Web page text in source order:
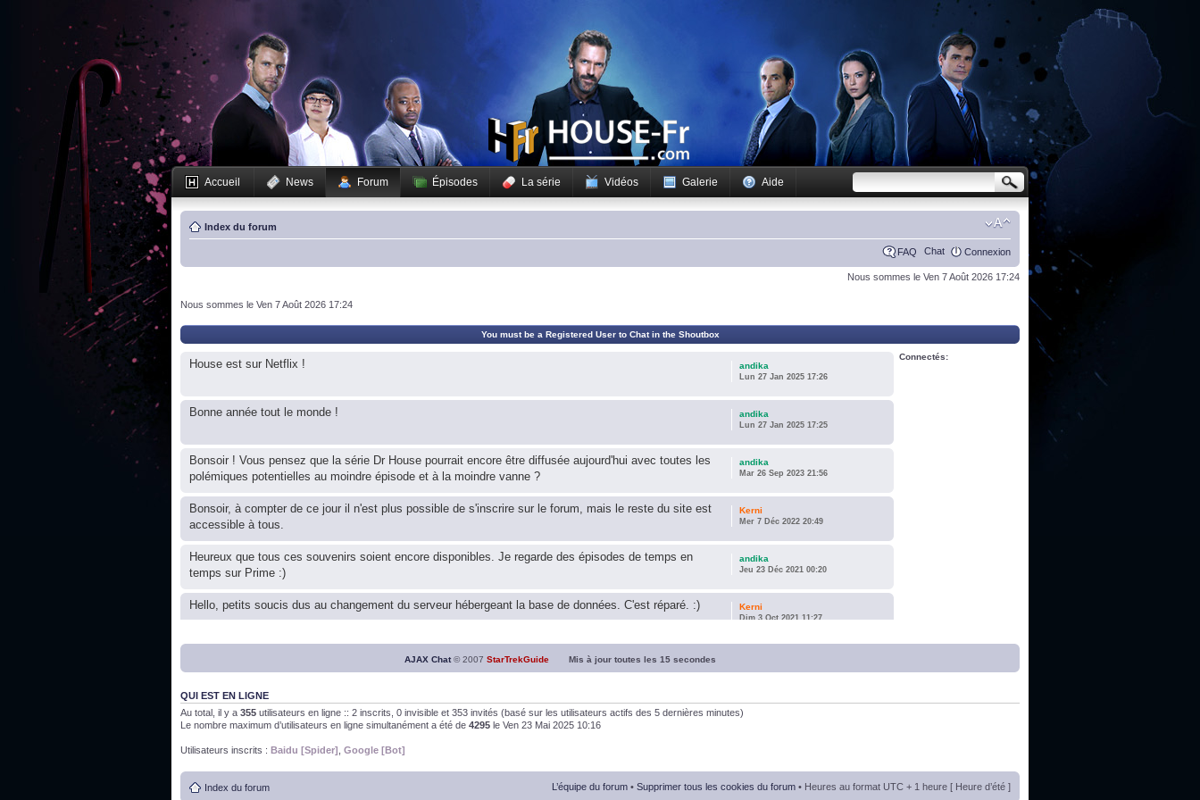
Accueil News Forum Épisodes La série Vidéos Galerie Aide
Index du forum
FAQ Chat Connexion
Nous sommes le Ven 7 Août 2026 17:24
Nous sommes le Ven 7 Août 2026 17:24
You must be a Registered User to Chat in the Shoutbox
House est sur Netflix ! andika
Lun 27 Jan 2025 17:26
Bonne année tout le monde ! andika
Lun 27 Jan 2025 17:25
Bonsoir ! Vous pensez que la série Dr House pourrait encore être diffusée aujourd'hui avec toutes les
polémiques potentielles au moindre épisode et à la moindre vanne ?
andika
Mar 26 Sep 2023 21:56
Bonsoir, à compter de ce jour il n'est plus possible de s'inscrire sur le forum, mais le reste du site est
accessible à tous.
Kerni
Mer 7 Déc 2022 20:49
Heureux que tous ces souvenirs soient encore disponibles. Je regarde des épisodes de temps en
temps sur Prime :)
andika
Jeu 23 Déc 2021 00:20
Hello, petits soucis dus au changement du serveur hébergeant la base de données. C'est réparé. :) Kerni
Dim 3 Oct 2021 11:27
Bon, 2020, ça n'a pas trop marché. JE vous souhaite une année 2021 plus belle que 2020 !
J'ai l'impression que nous n'avons pas fait les survivor des épisodes issus des saisons 6; 7 et 8 ! andika
Dim 26 Avr 2020 14:19
Bonne année 2020 !
Connectés:
AJAX Chat© 2007 StarTrekGuide Mis à jour toutes les 15 secondes
QUI EST EN LIGNE
Au total, il y a 355 utilisateurs en ligne :: 2 inscrits, 0 invisible et 353 invités (basé sur les utilisateurs actifs des 5 dernières minutes)
Le nombre maximum d’utilisateurs en ligne simultanément a été de 4295 le Ven 23 Mai 2025 10:16
Utilisateurs inscrits : Baidu [Spider] Google [Bot]
Index du forum L’équipe du forum • Supprimer tous les cookies du forum • Heures au format UTC + 1 heure [ Heure d’été ]